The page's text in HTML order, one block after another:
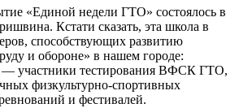
«Единой недели ГТО» состоялось в
Кстати сказать, эта школа в
способствующих развитию
и обороне» в нашем городе:
— участники тестирования ВФСК ГТО,
физкультурно-спортивных
и фестивалей.